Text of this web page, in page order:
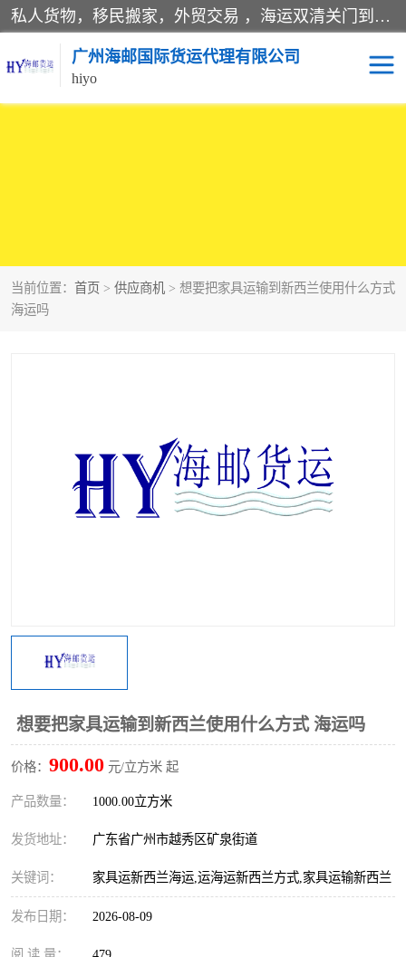
私人货物，移民搬家，外贸交易 ，海运双清关门到门运输一条龙服务。
广州海邮国际货运代理有限公司
hiyo
当前位置： 首页 > 供应商机 > 想要把家具运输到新西兰使用什么方式
海运吗
想要把家具运输到新西兰使用什么方式 海运吗
价格： 900.00 元/立方米 起
产品数量： 1000.00立方米
发货地址： 广东省广州市越秀区矿泉街道
关键词： 家具运新西兰海运,运海运新西兰方式,家具运输新西兰
发布日期： 2026-08-09